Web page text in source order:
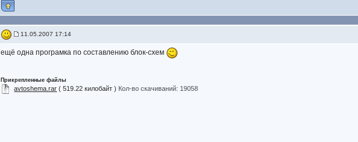
11.05.2007 17:14
ещё одна програмка по составлению блок-схем
Прикрепленные файлы
avtoshema.rar ( 519.22 килобайт ) Кол-во скачиваний: 19058